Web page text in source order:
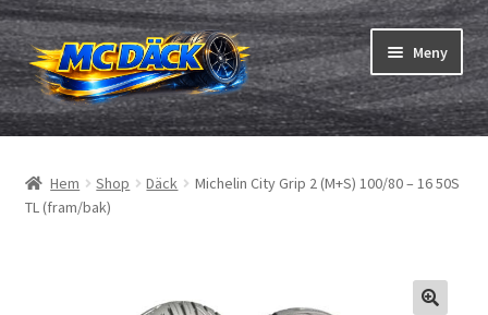
Hoppa
till
navigering
Hoppa
till
innehåll
Meny
Däck
Slangar & fälgband
Hem Shop Däck
Michelin City Grip 2 (M+S) 100/80 – 16 50S
TL (fram/bak)